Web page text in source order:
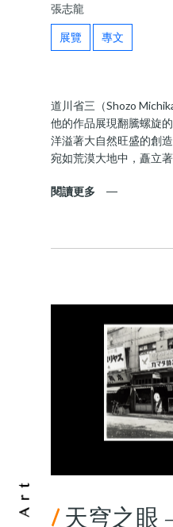
張志龍
展覽 專文
道川省三（Shozo
他的作品展現翻騰螺旋
洋溢著大自然旺盛的創
宛如荒漠大地中，矗立
閱讀更多
/天穹之眼